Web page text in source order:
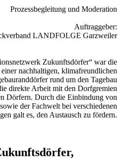
Prozessbegleitung und Moderation
Auftraggeber:
LANDFOLGE Garzweiler
Zukunftsdörfer“ war die
nachhaltigen, klimafreundlichen
rund um den Tagebau
direkte Arbeit mit den Dorfgremien
Dörfern. Durch die Einbindung von
der Fachwelt bei verschiedenen
galt es, den Austausch zu fördern.